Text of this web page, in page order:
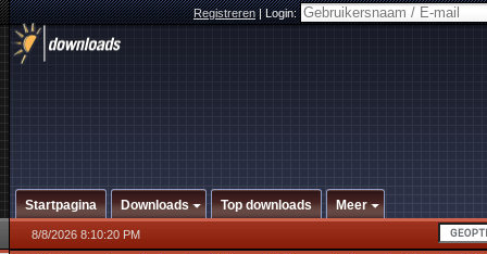
Registreren|Login:
Startpagina Downloads Top downloads Meer
8/8/2026 8:10:20 PM